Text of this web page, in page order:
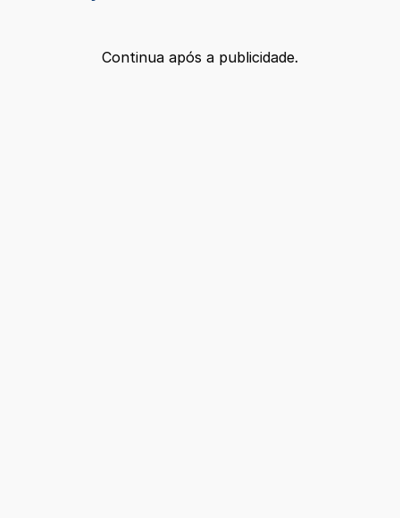
Continua após a publicidade.